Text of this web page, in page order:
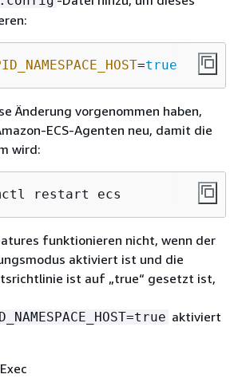
=true
Änderung vorgenommen haben,
ECS-Agenten neu, damit die
wird:
restart ecs
funktionieren nicht, wenn der
aktiviert ist und die
ist auf „true“ gesetzt ist,
aktiviert